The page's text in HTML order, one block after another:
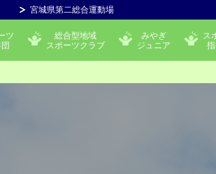
宮城県第二総合運動場
ツ
総合型地域
スポーツクラブ
みやぎ
ジュニア
ス